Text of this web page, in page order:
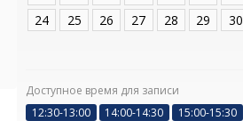
24
25 26 27 28 29 30
Доступное время для записи
12:30-13:00
14:00-14:30
15:00-15:30